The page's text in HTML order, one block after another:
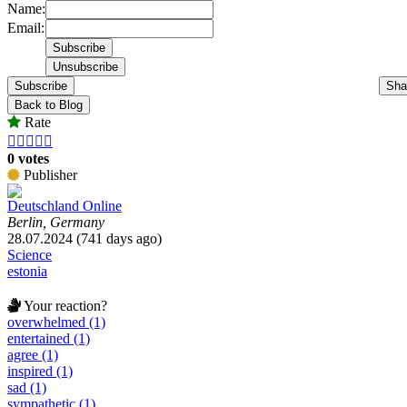
Name:
Email:
Subscribe
Back to Blog
Rate
    
0 votes
Publisher
Deutschland Online
Berlin, Germany
28.07.2024 (741 days ago)
Science
estonia
Your reaction?
overwhelmed (1)
entertained (1)
agree (1)
inspired (1)
sad (1)
sympathetic (1)